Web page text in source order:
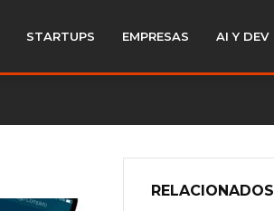
STARTUPS EMPRESAS AI Y DEV
RELACIONADOS